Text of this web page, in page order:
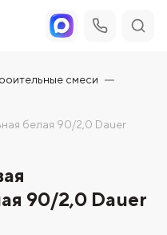
смеси
белая 90/2,0 Dauer
90/2,0 Dauer